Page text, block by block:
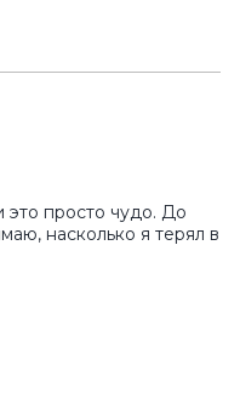
это просто чудо. До
насколько я терял в